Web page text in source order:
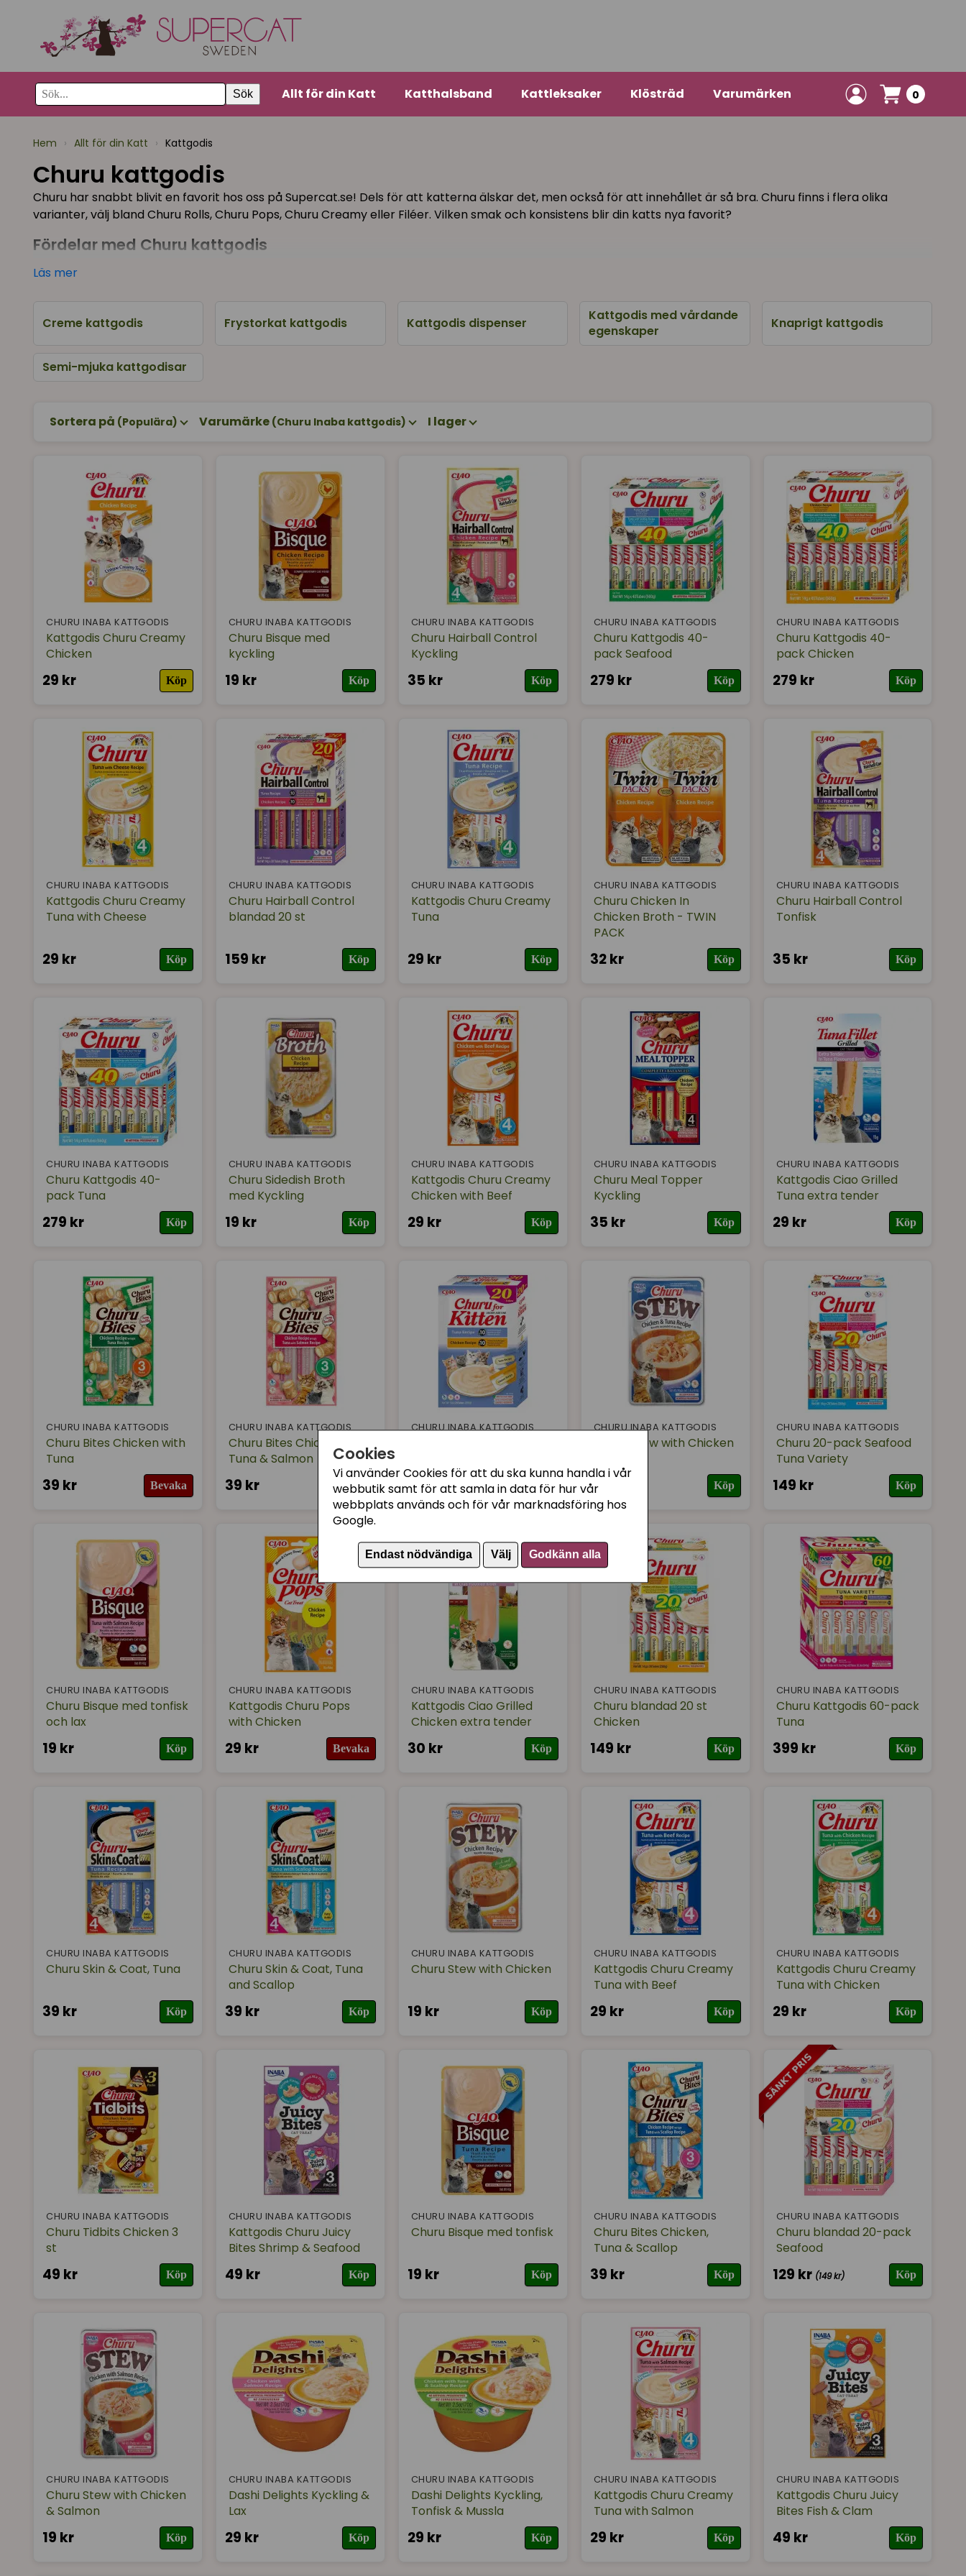
Cookies
Vi använder Cookies för att du ska kunna handla i vår
webbutik samt för att samla in data för hur vår
webbplats används och för vår marknadsföring hos
Google.
Endast nödvändiga Välj Godkänn alla
Sök Allt för din Katt Katthalsband Kattleksaker Klösträd Varumärken 0
Hem › Allt för din Katt › Kattgodis
Churu kattgodis
Churu har snabbt blivit en favorit hos oss på Supercat.se! Dels för att katterna älskar det, men också för att innehållet är så bra. Churu finns i flera olika
varianter, välj bland Churu Rolls, Churu Pops, Churu Creamy eller Filéer. Vilken smak och konsistens blir din katts nya favorit?
Fördelar med Churu kattgodis
Tillverkad av 100 % ren och naturlig vild tonfisk
Krämig konsistens och aromatiska smaker som katter älskar
för dig som vill testa flera olika smaker!
// Teamet på Supercat.se
Läs mer
Creme kattgodis Frystorkat kattgodis Kattgodis dispenser
Kattgodis med vårdande
egenskaper
Knaprigt kattgodis
Semi-mjuka kattgodisar
Sortera på (Populära) Varumärke (Churu Inaba kattgodis) I lager
CHURU INABA KATTGODIS
Kattgodis Churu Creamy
Chicken
29 kr Köp
CHURU INABA KATTGODIS
Churu Bisque med
kyckling
19 kr Köp
CHURU INABA KATTGODIS
Churu Hairball Control
Kyckling
35 kr Köp
CHURU INABA KATTGODIS
Churu Kattgodis 40-
pack Seafood
279 kr Köp
CHURU INABA KATTGODIS
Churu Kattgodis 40-
pack Chicken
279 kr Köp
CHURU INABA KATTGODIS
Kattgodis Churu Creamy
Tuna with Cheese
29 kr Köp
CHURU INABA KATTGODIS
Churu Hairball Control
blandad 20 st
159 kr Köp
CHURU INABA KATTGODIS
Kattgodis Churu Creamy
Tuna
29 kr Köp
CHURU INABA KATTGODIS
Churu Chicken In
Chicken Broth - TWIN
PACK
32 kr Köp
CHURU INABA KATTGODIS
Churu Hairball Control
Tonfisk
35 kr Köp
CHURU INABA KATTGODIS
Churu Kattgodis 40-
pack Tuna
279 kr Köp
CHURU INABA KATTGODIS
Churu Sidedish Broth
med Kyckling
19 kr Köp
CHURU INABA KATTGODIS
Kattgodis Churu Creamy
Chicken with Beef
29 kr Köp
CHURU INABA KATTGODIS
Churu Meal Topper
Kyckling
35 kr Köp
CHURU INABA KATTGODIS
Kattgodis Ciao Grilled
Tuna extra tender
29 kr Köp
CHURU INABA KATTGODIS
Churu Bites Chicken with
Tuna
39 kr Bevaka
CHURU INABA KATTGODIS
Churu Bites Chicken with
Tuna & Salmon
39 kr Bevaka
CHURU INABA KATTGODIS
159 kr Köp
CHURU INABA KATTGODIS
Churu Stew with Chicken
19 kr Köp
CHURU INABA KATTGODIS
Churu 20-pack Seafood
Tuna Variety
149 kr Köp
CHURU INABA KATTGODIS
Churu Bisque med tonfisk
och lax
19 kr Köp
CHURU INABA KATTGODIS
Kattgodis Churu Pops
with Chicken
29 kr Bevaka
CHURU INABA KATTGODIS
Kattgodis Ciao Grilled
Chicken extra tender
30 kr Köp
CHURU INABA KATTGODIS
Churu blandad 20 st
Chicken
149 kr Köp
CHURU INABA KATTGODIS
Churu Kattgodis 60-pack
Tuna
399 kr Köp
CHURU INABA KATTGODIS
Churu Skin & Coat, Tuna
39 kr Köp
CHURU INABA KATTGODIS
Churu Skin & Coat, Tuna
and Scallop
39 kr Köp
CHURU INABA KATTGODIS
Churu Stew with Chicken
19 kr Köp
CHURU INABA KATTGODIS
Kattgodis Churu Creamy
Tuna with Beef
29 kr Köp
CHURU INABA KATTGODIS
Kattgodis Churu Creamy
Tuna with Chicken
29 kr Köp
CHURU INABA KATTGODIS
Churu Tidbits Chicken 3
st
49 kr Köp
CHURU INABA KATTGODIS
Kattgodis Churu Juicy
Bites Shrimp & Seafood
49 kr Köp
CHURU INABA KATTGODIS
Churu Bisque med tonfisk
19 kr Köp
CHURU INABA KATTGODIS
Churu Bites Chicken,
Tuna & Scallop
39 kr Köp
CHURU INABA KATTGODIS
Churu blandad 20-pack
Seafood
129 kr (149 kr) Köp
CHURU INABA KATTGODIS
Churu Stew with Chicken
& Salmon
19 kr Köp
CHURU INABA KATTGODIS
Dashi Delights Kyckling &
Lax
29 kr Köp
CHURU INABA KATTGODIS
Dashi Delights Kyckling,
Tonfisk & Mussla
29 kr Köp
CHURU INABA KATTGODIS
Kattgodis Churu Creamy
Tuna with Salmon
29 kr Köp
CHURU INABA KATTGODIS
Kattgodis Churu Juicy
Bites Fish & Clam
49 kr Köp